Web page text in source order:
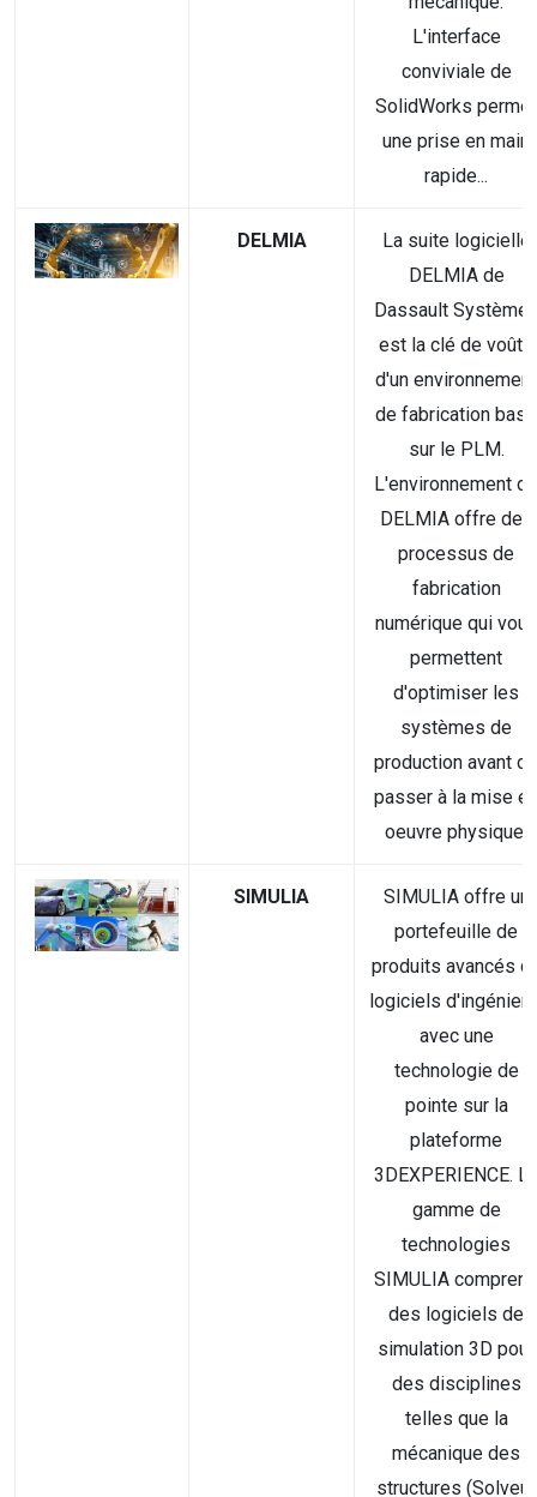
L'interface
conviviale de
SolidWorks permet
une prise en main
rapide...
DELMIA
La suite logicielle
DELMIA de
Dassault
est la clé de voûte
d'un environnement
de fabrication basé
sur le PLM.
L'environnement de
DELMIA offre des
processus de
fabrication
numérique qui vous
permettent
d'optimiser les
systèmes de
production avant de
passer à la mise en
oeuvre physique.
SIMULIA
SIMULIA offre un
portefeuille de
produits avancés
logiciels
avec une
technologie de
pointe sur la
plateforme
3DEXPERIENCE. La
gamme de
technologies
SIMULIA comprend
des logiciels de
simulation 3D pour
des disciplines
telles que la
mécanique des
structures (Solveur